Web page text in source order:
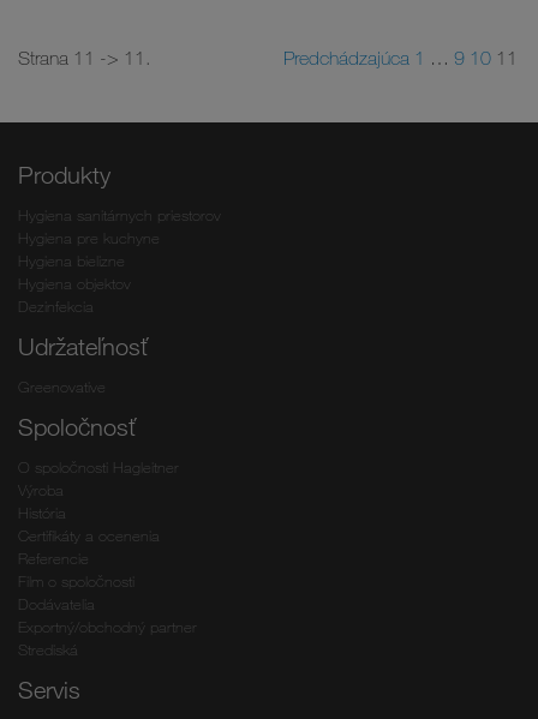
Strana 11 -> 11. Predchádzajúca 1 … 9 10 11
Produkty
Hygiena sanitárnych priestorov
Hygiena pre kuchyne
Hygiena bielizne
Hygiena objektov
Dezinfekcia
Udržateľnosť
Greenovative
Spoločnosť
O spoločnosti Hagleitner
Výroba
História
Certifikáty a ocenenia
Referencie
Film o spoločnosti
Dodávatelia
Exportný/obchodný partner
Strediská
Servis